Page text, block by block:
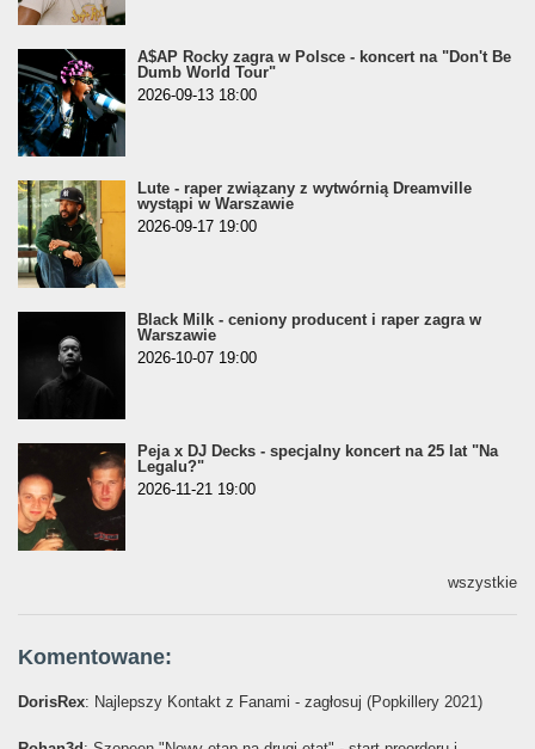
A$AP Rocky zagra w Polsce - koncert na "Don't Be
Dumb World Tour"
2026-09-13 18:00
Lute - raper związany z wytwórnią Dreamville
wystąpi w Warszawie
2026-09-17 19:00
Black Milk - ceniony producent i raper zagra w
Warszawie
2026-10-07 19:00
Peja x DJ Decks - specjalny koncert na 25 lat "Na
Legalu?"
2026-11-21 19:00
wszystkie
Komentowane:
DorisRex: Najlepszy Kontakt z Fanami - zagłosuj (Popkillery 2021)